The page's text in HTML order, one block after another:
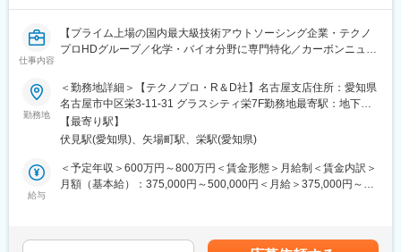
Excelなどのビジネススキル向上の講座から分析機器の取り扱い方
関する研修まで、レベルに合わせて受講可能。オンライン受講が
可能のため、働きながらも学べます。
研究員が働きながら学位取得を目指せる制度です。会社が受験料
から、入学金、授業料までの全額を負担。在学中はもちろん給与
は100%支給、福利厚生も他の研究員と同様に利用可能です。
◇当社は業界大手テクノプロの化学・バイオ分野に特化した社内
カンパニーです。大学、民間企業、公的研究機関等に対し、人材
仕事内容
【プライム上場の国内最大級技術アウトソーシング企業・テクノ
プロHDグループ／化学・バイオ分野に専門特化／カーボンニュー
多く支援】
■業務概要：
バイオ・ケモインフォマティクス業務を担当します。
シークエンス解析、オミクス解析、立体構造・相互作用予測、合
成経路探索、AI解析（機械学習/深層学習）、MD・MOシミュレー
ションなどがあります。
＜プロジェクト例＞
・抗体のモデリング、ドッキングシミュレーション
勤務地
＜勤務地詳細＞【テクノプロ・R＆D社】名古屋支店住所：愛知県
名古屋市中区栄3-11-31 グラスシティ栄7F勤務地最寄駅：地下鉄
線／伏見駅受動喫煙対策：屋内全面禁煙変更の範囲：会社の定め
る事業所
【最寄り駅】
伏見駅(愛知県)、矢場町駅、栄駅(愛知県)
給与
＜予定年収＞600万円～800万円＜賃金形態＞月給制＜賃金内訳＞
月額（基本給）：375,000円～500,000円＜月給＞375,000円～
賃金はあくまでも目安の金額であり、選考を通じて上下する可能